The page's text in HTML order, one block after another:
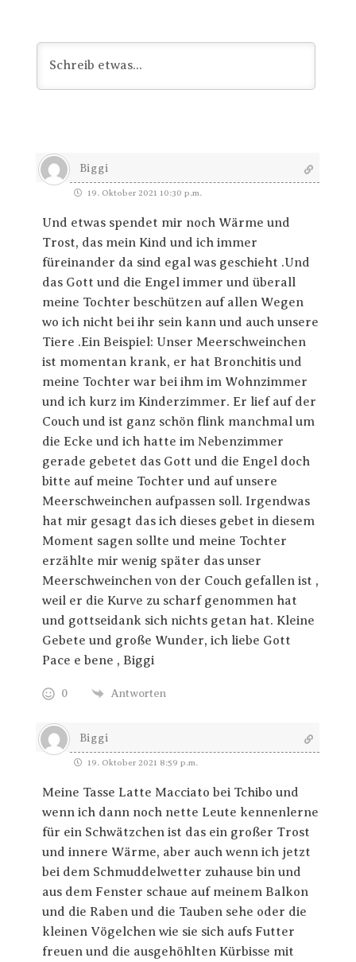
Biggi
19. Oktober 2021 10:30 p.m.
Und etwas spendet mir noch Wärme und
Trost, das mein Kind und ich immer
füreinander da sind egal was geschieht .Und
das Gott und die Engel immer und überall
meine Tochter beschützen auf allen Wegen
wo ich nicht bei ihr sein kann und auch unsere
Tiere .Ein Beispiel: Unser Meerschweinchen
ist momentan krank, er hat Bronchitis und
meine Tochter war bei ihm im Wohnzimmer
und ich kurz im Kinderzimmer. Er lief auf der
Couch und ist ganz schön flink manchmal um
die Ecke und ich hatte im Nebenzimmer
gerade gebetet das Gott und die Engel doch
bitte auf meine Tochter und auf unsere
Meerschweinchen aufpassen soll. Irgendwas
hat mir gesagt das ich dieses gebet in diesem
Moment sagen sollte und meine Tochter
erzählte mir wenig später das unser
Meerschweinchen von der Couch gefallen ist ,
weil er die Kurve zu scharf genommen hat
und gottseidank sich nichts getan hat. Kleine
Gebete und große Wunder, ich liebe Gott
Pace e bene , Biggi
0 Antworten
Biggi
19. Oktober 2021 8:59 p.m.
Meine Tasse Latte Macciato bei Tchibo und
wenn ich dann noch nette Leute kennenlerne
für ein Schwätzchen ist das ein großer Trost
und innere Wärme, aber auch wenn ich jetzt
bei dem Schmuddelwetter zuhause bin und
aus dem Fenster schaue auf meinem Balkon
und die Raben und die Tauben sehe oder die
kleinen Vögelchen wie sie sich aufs Futter
freuen und die ausgehöhlten Kürbisse mit